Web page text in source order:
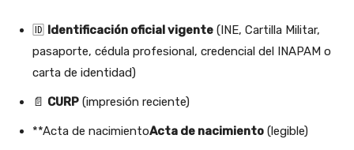
🆔 Identificación oficial vigente (INE, Cartilla Militar,
pasaporte, cédula profesional, credencial del INAPAM o
carta de identidad)
📄 CURP (impresión reciente)
**Acta de nacimientoActa de nacimiento (legible)